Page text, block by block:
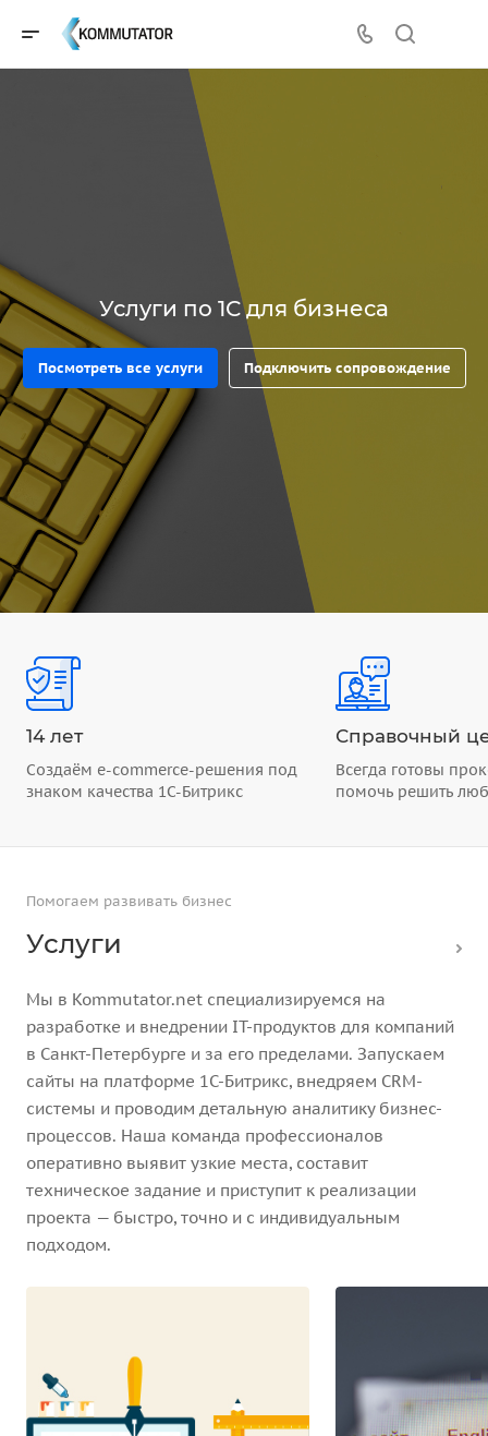
Услуги по 1С для бизнеса
Посмотреть все услуги Подключить сопровождение
14 лет
Создаём e-commerce-решения под
знаком качества 1С-Битрикс
Справочный
Всегда готовы
помочь решить
Помогаем развивать бизнес
Услуги
Мы в Kommutator.net специализируемся на
разработке и внедрении IT-продуктов для компаний
в Санкт-Петербурге и за его пределами. Запускаем
сайты на платформе 1С-Битрикс, внедряем CRM-
системы и проводим детальную аналитику бизнес-
процессов. Наша команда профессионалов
оперативно выявит узкие места, составит
техническое задание и приступит к реализации
проекта — быстро, точно и с индивидуальным
подходом.